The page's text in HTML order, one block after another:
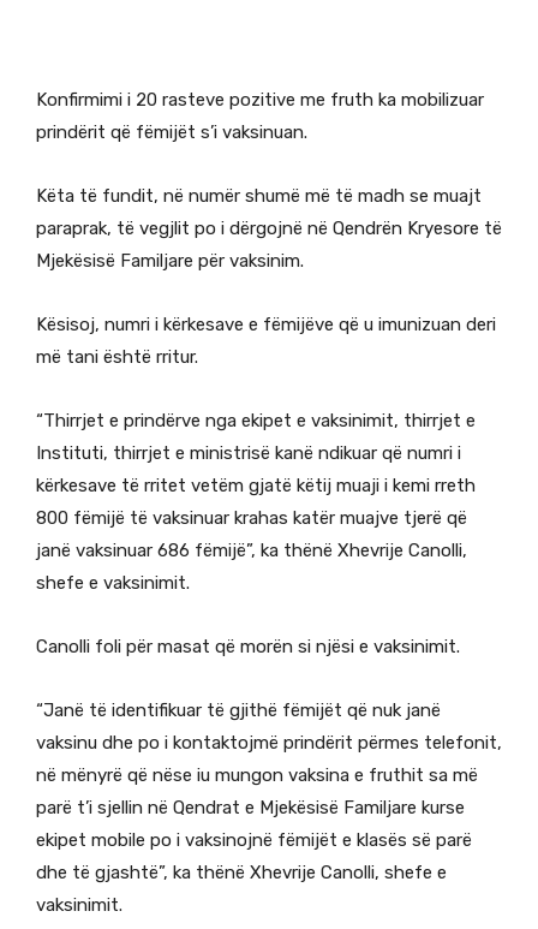
Konfirmimi i 20 rasteve pozitive me fruth ka mobilizuar
prindërit që fëmijët s’i vaksinuan.
Këta të fundit, në numër shumë më të madh se muajt
paraprak, të vegjlit po i dërgojnë në Qendrën Kryesore të
Mjekësisë Familjare për vaksinim.
Kësisoj, numri i kërkesave e fëmijëve që u imunizuan deri
më tani është rritur.
“Thirrjet e prindërve nga ekipet e vaksinimit, thirrjet e
Instituti, thirrjet e ministrisë kanë ndikuar që numri i
kërkesave të rritet vetëm gjatë këtij muaji i kemi rreth
800 fëmijë të vaksinuar krahas katër muajve tjerë që
janë vaksinuar 686 fëmijë”, ka thënë Xhevrije Canolli,
shefe e vaksinimit.
Canolli foli për masat që morën si njësi e vaksinimit.
“Janë të identifikuar të gjithë fëmijët që nuk janë
vaksinu dhe po i kontaktojmë prindërit përmes telefonit,
në mënyrë që nëse iu mungon vaksina e fruthit sa më
parë t’i sjellin në Qendrat e Mjekësisë Familjare kurse
ekipet mobile po i vaksinojnë fëmijët e klasës së parë
dhe të gjashtë”, ka thënë Xhevrije Canolli, shefe e
vaksinimit.